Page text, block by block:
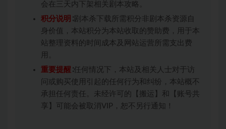
会在三天内下架相关剧本攻略。
积分说明 ∶剧本杀下载所需积分非剧本杀资源自
身价值，本站积分为本站收取的赞助费，用于本
站整理资料的时间成本及网站运营所需支出费
用。
重要提醒 ∶任何情况下，本站及相关人士对于访
问或购买使用引起的任何行为和纠纷，本站概不
承担任何责任。未经许可的【搬运】和【账号共
享】可能会被取消VIP，恕不另行通知！